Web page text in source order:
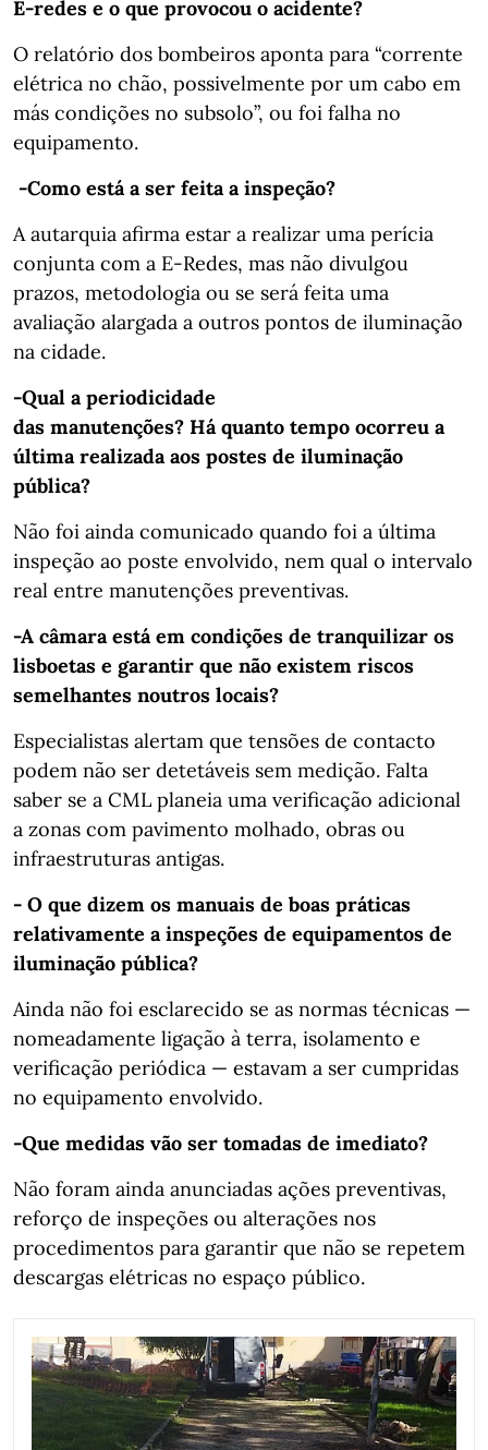
E-redes e o que provocou o acidente?
O relatório dos bombeiros aponta para “corrente
elétrica no chão, possivelmente por um cabo em
más condições no subsolo”, ou foi falha no
equipamento.
-Como está a ser feita a inspeção?
A autarquia afirma estar a realizar uma perícia
conjunta com a E-Redes, mas não divulgou
prazos, metodologia ou se será feita uma
avaliação alargada a outros pontos de iluminação
na cidade.
-Qual a periodicidade
das manutenções? Há quanto tempo ocorreu a
última realizada aos postes de iluminação
pública?
Não foi ainda comunicado quando foi a última
inspeção ao poste envolvido, nem qual o intervalo
real entre manutenções preventivas.
-A câmara está em condições de tranquilizar os
lisboetas e garantir que não existem riscos
semelhantes noutros locais?
Especialistas alertam que tensões de contacto
podem não ser detetáveis sem medição. Falta
saber se a CML planeia uma verificação adicional
a zonas com pavimento molhado, obras ou
infraestruturas antigas.
- O que dizem os manuais de boas práticas
relativamente a inspeções de equipamentos de
iluminação pública?
Ainda não foi esclarecido se as normas técnicas —
nomeadamente ligação à terra, isolamento e
verificação periódica — estavam a ser cumpridas
no equipamento envolvido.
-Que medidas vão ser tomadas de imediato?
Não foram ainda anunciadas ações preventivas,
reforço de inspeções ou alterações nos
procedimentos para garantir que não se repetem
descargas elétricas no espaço público.